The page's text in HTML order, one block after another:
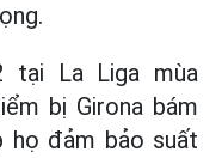
tại La Liga mùa
bị Girona bám
họ đảm bảo suất